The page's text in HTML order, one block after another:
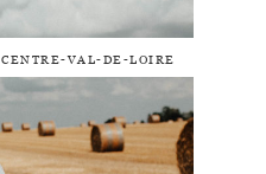
CENTRE-VAL-DE-LOIRE